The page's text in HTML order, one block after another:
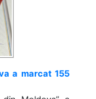
a marcat 155